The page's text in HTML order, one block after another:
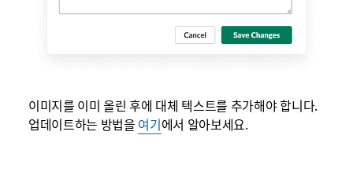
이미지를 이미 올린 후에 대체 텍스트를 추가해야 합니다.
업데이트하는 방법을 여기에서 알아보세요.